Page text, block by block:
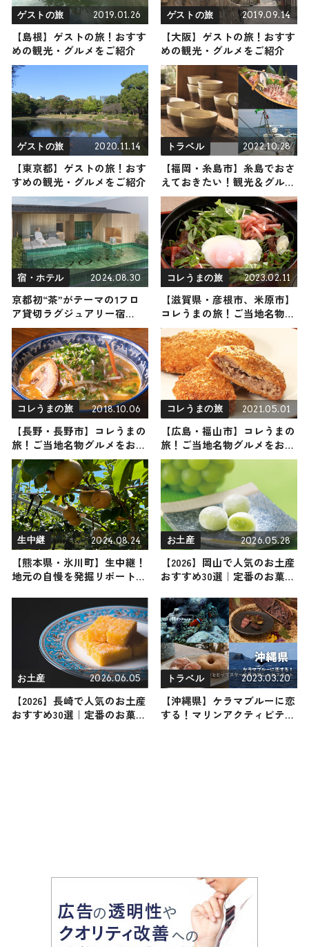
ゲストの旅 2019.01.26
【島根】ゲストの旅！おすす
めの観光・グルメをご紹介
ゲストの旅 2019.09.14
【大阪】ゲストの旅！おすす
めの観光・グルメをご紹介
ゲストの旅 2020.11.14
【東京都】ゲストの旅！おす
すめの観光・グルメをご紹介
トラベル 2022.10.28
【福岡・糸島市】糸島でおさ
えておきたい！観光＆グルメ
スポット6選をご紹介
宿・ホテル 2024.08.30
京都初“茶”がテーマの1フロ
ア貸切ラグジュアリー宿
「MOKU KYOTO」12月1日に
オープン
コレうまの旅 2023.02.11
【滋賀県・彦根市、米原市】
コレうまの旅！ご当地名物グ
ルメをお届け
コレうまの旅 2018.10.06
【長野・長野市】コレうまの
旅！ご当地名物グルメをお届
け
コレうまの旅 2021.05.01
【広島・福山市】コレうまの
旅！ご当地名物グルメをお届
け
生中継 2024.08.24
【熊本県・氷川町】生中継！
地元の自慢を発掘リポート
お土産 2026.05.28
【2026】岡山で人気のお土産
おすすめ30選｜定番のお菓子
産、岡山限定まで幅広く紹介
お土産 2026.06.05
【2026】長崎で人気のお土産
おすすめ30選｜定番のお菓子
トラベル 2023.03.20
【沖縄県】ケラマブルーに恋
する！マリンアクティビティ